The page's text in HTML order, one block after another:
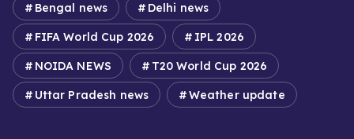
Bengal news Delhi news
FIFA World Cup 2026 IPL 2026
NOIDA NEWS T20 World Cup 2026
Uttar Pradesh news Weather update